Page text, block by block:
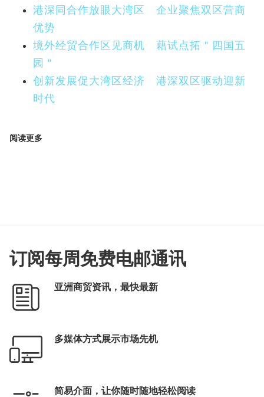
港深同合作放眼大湾区 企业聚焦双区营商
优势
境外经贸合作区见商机 藉试点拓＂四国五
园＂
创新发展促大湾区经济 港深双区驱动迎新
时代
阅读更多
订阅每周免费电邮通讯
亚洲商贸资讯，最快最新
多媒体方式展示市场先机
简易介面，让你随时随地轻松阅读